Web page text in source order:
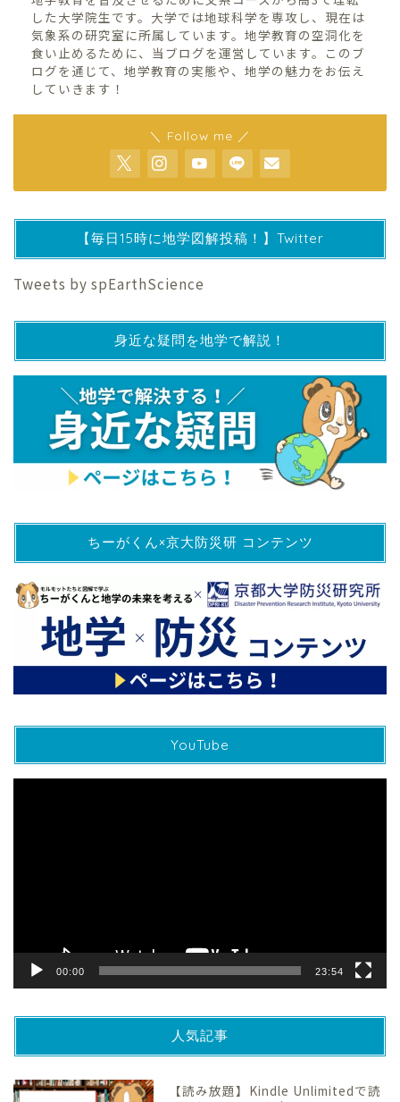
した大学院生です。大学では地球科学を専攻し、現在は
気象系の研究室に所属しています。地学教育の空洞化を
食い止めるために、当ブログを運営しています。このブ
ログを通じて、地学教育の実態や、地学の魅力をお伝え
していきます！
＼ Follow me ／
【毎日15時に地学図解投稿！】Twitter
Tweets by spEarthScience
身近な疑問を地学で解説！
ちーがくん×京大防災研 コンテンツ
YouTube
00:00 23:54
人気記事
【読み放題】Kindle Unlimitedで読